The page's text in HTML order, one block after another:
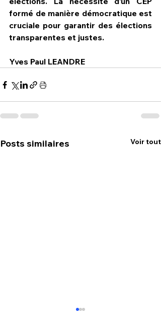
formé de manière démocratique est
cruciale pour garantir des élections
transparentes et justes.
Yves Paul LEANDRE
Posts similaires Voir tout